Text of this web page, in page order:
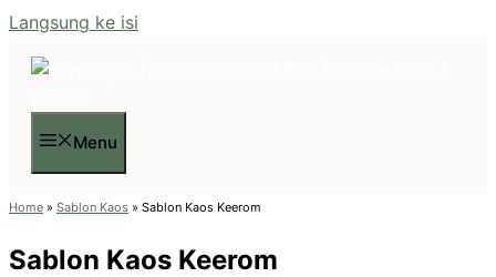
Langsung ke isi
Menu
Home » Sablon Kaos » Sablon Kaos Keerom
Sablon Kaos Keerom